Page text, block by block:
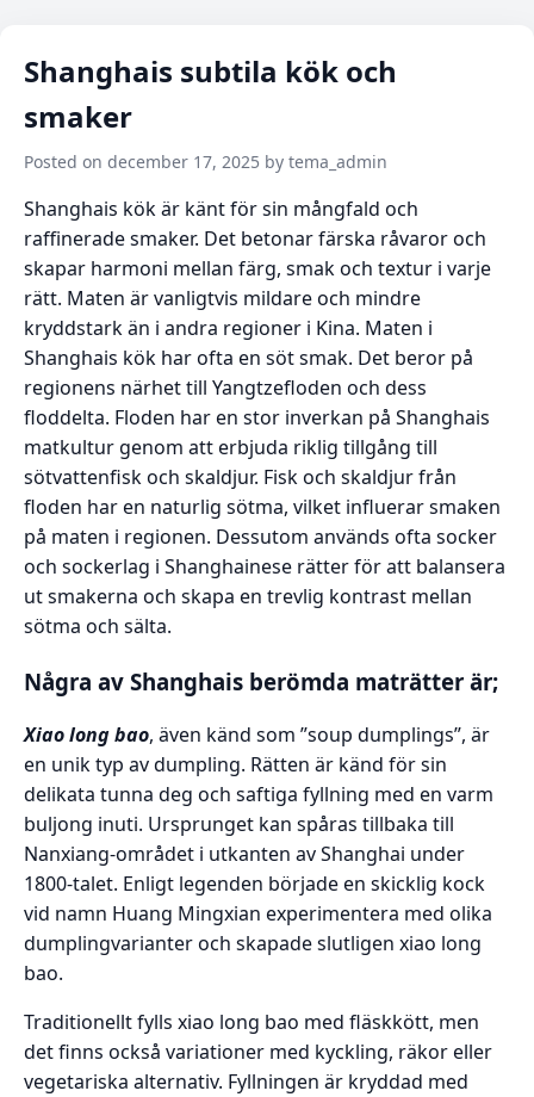
Shanghais subtila kök och
smaker
Posted on december 17, 2025 by tema_admin
Shanghais kök är känt för sin mångfald och
raffinerade smaker. Det betonar färska råvaror och
skapar harmoni mellan färg, smak och textur i varje
rätt. Maten är vanligtvis mildare och mindre
kryddstark än i andra regioner i Kina. Maten i
Shanghais kök har ofta en söt smak. Det beror på
regionens närhet till Yangtzefloden och dess
floddelta. Floden har en stor inverkan på Shanghais
matkultur genom att erbjuda riklig tillgång till
sötvattenfisk och skaldjur. Fisk och skaldjur från
floden har en naturlig sötma, vilket influerar smaken
på maten i regionen. Dessutom används ofta socker
och sockerlag i Shanghainese rätter för att balansera
ut smakerna och skapa en trevlig kontrast mellan
sötma och sälta.
Några av Shanghais berömda maträtter är;
Xiao long bao, även känd som ”soup dumplings”, är
en unik typ av dumpling. Rätten är känd för sin
delikata tunna deg och saftiga fyllning med en varm
buljong inuti. Ursprunget kan spåras tillbaka till
Nanxiang-området i utkanten av Shanghai under
1800-talet. Enligt legenden började en skicklig kock
vid namn Huang Mingxian experimentera med olika
dumplingvarianter och skapade slutligen xiao long
bao.
Traditionellt fylls xiao long bao med fläskkött, men
det finns också variationer med kyckling, räkor eller
vegetariska alternativ. Fyllningen är kryddad med